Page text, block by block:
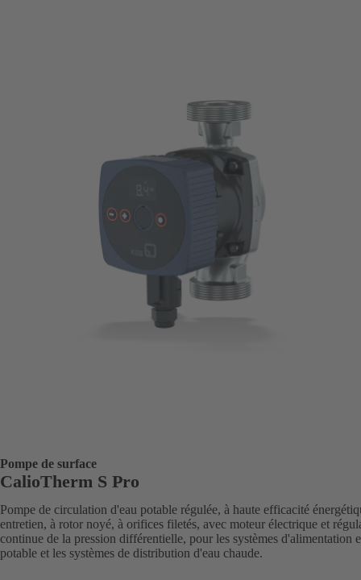
Pompe de surface
CalioTherm S Pro
Pompe de circulation d'eau potable régulée, à haute efficacité
entretien, à rotor noyé, à orifices filetés, avec moteur électrique et
continue de la pression différentielle, pour les systèmes d'alimentation
potable et les systèmes de distribution d'eau chaude.